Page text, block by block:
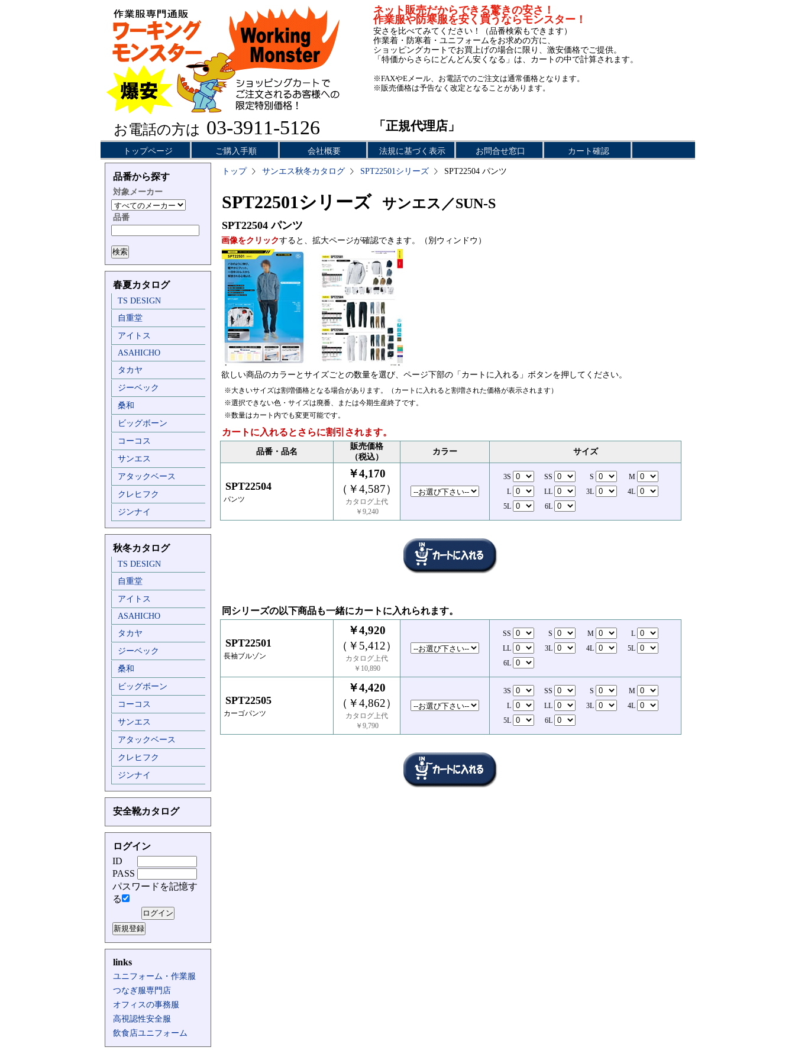
お電話の方は 03-3911-5126
ネット販売だからできる驚きの安さ！
作業服や防寒服を安く買うならモンスター！
安さを比べてみてください！（品番検索もできます）
作業着・防寒着・ユニフォームをお求めの方に、
ショッピングカートでお買上げの場合に限り、激安価格でご提供。
「特価からさらにどんどん安くなる」は、カートの中で計算されます。
※FAXやEメール、お電話でのご注文は通常価格となります。
※販売価格は予告なく改定となることがあります。
「正規代理店」
トップページ ご購入手順 会社概要 法規に基づく表示 お問合せ窓口 カート確認
品番から探す
対象メーカー
品番
春夏カタログ
TS DESIGN
自重堂
アイトス
ASAHICHO
タカヤ
ジーベック
桑和
ビッグボーン
コーコス
サンエス
アタックベース
クレヒフク
ジンナイ
秋冬カタログ
TS DESIGN
自重堂
アイトス
ASAHICHO
タカヤ
ジーベック
桑和
ビッグボーン
コーコス
サンエス
アタックベース
クレヒフク
ジンナイ
安全靴カタログ
ログイン
ID
PASS
パスワードを記憶す
る
links
ユニフォーム・作業服
つなぎ服専門店
オフィスの事務服
高視認性安全服
飲食店ユニフォーム
トップ サンエス秋冬カタログ SPT22501シリーズ SPT22504 パンツ
SPT22501シリーズ サンエス／SUN-S
SPT22504 パンツ
画像をクリックすると、拡大ページが確認できます。（別ウィンドウ）
欲しい商品のカラーとサイズごとの数量を選び、ページ下部の「カートに入れる」ボタンを押してください。
※大きいサイズは割増価格となる場合があります。（カートに入れると割増された価格が表示されます）
※選択できない色・サイズは廃番、または今期生産終了です。
※数量はカート内でも変更可能です。
カートに入れるとさらに割引されます。
品番・品名
販売価格
（税込）
カラー サイズ
SPT22504
パンツ
￥4,170
（￥4,587）
カタログ上代
￥9,240
3S SS S
M
L
LL 3L
4L
5L
6L
同シリーズの以下商品も一緒にカートに入れられます。
SPT22501
長袖ブルゾン
￥4,920
（￥5,412）
カタログ上代
￥10,890
SS S M
L
LL
3L 4L
5L
6L
SPT22505
カーゴパンツ
￥4,420
（￥4,862）
カタログ上代
￥9,790
3S SS S
M
L
LL 3L
4L
5L
6L